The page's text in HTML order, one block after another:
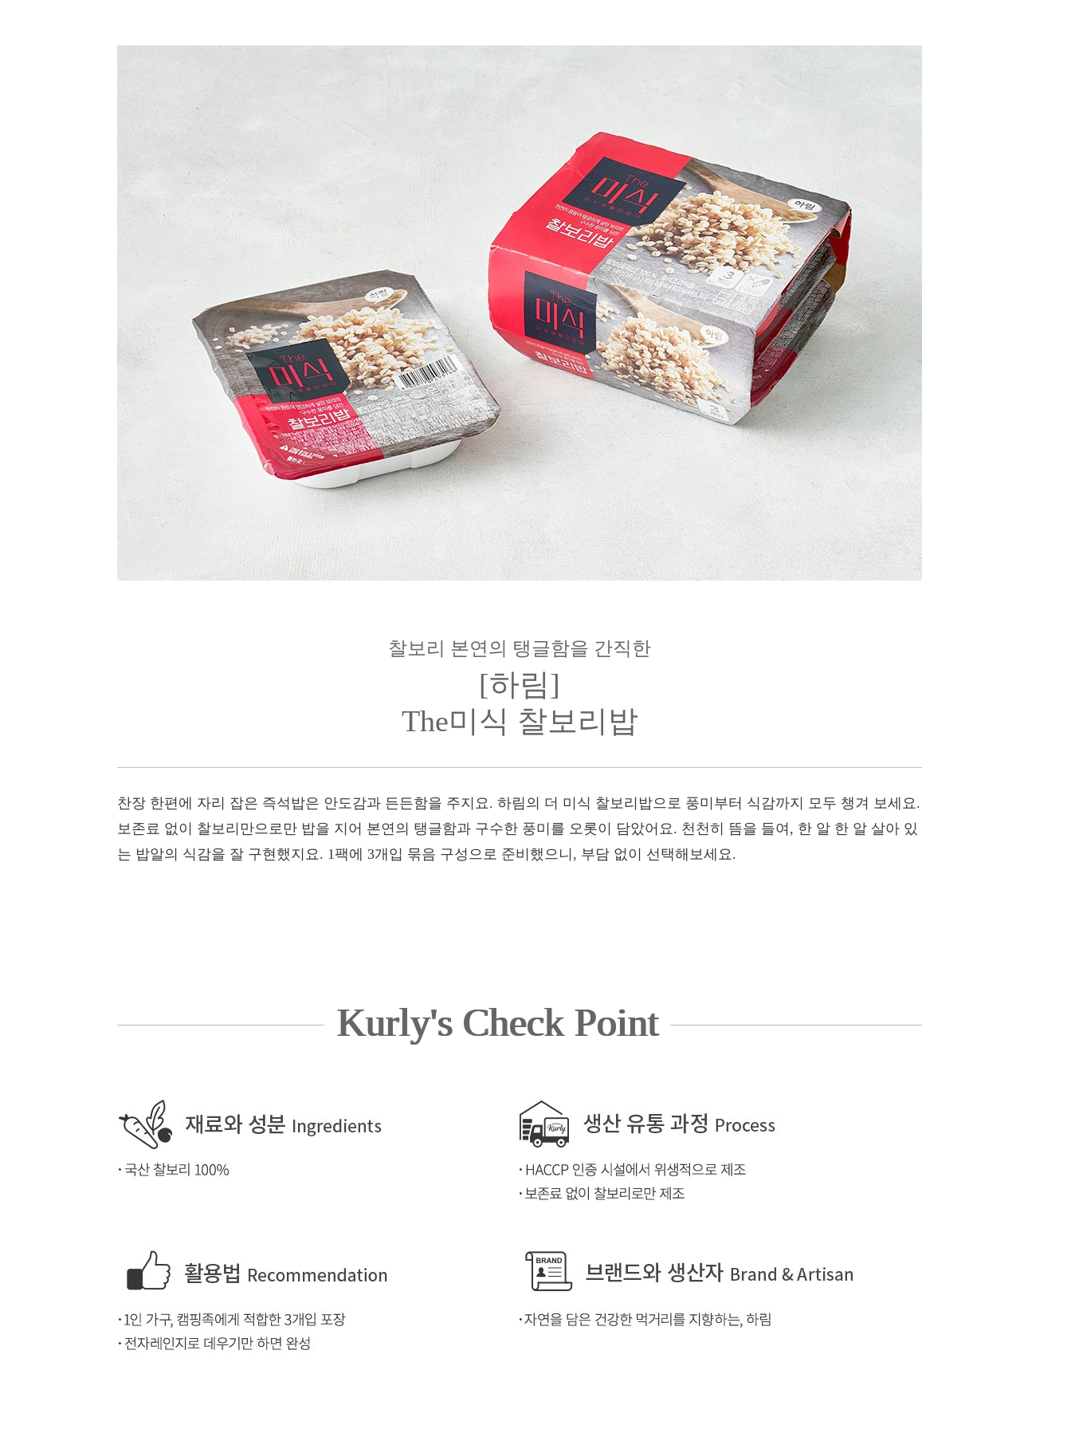
찰보리 본연의 탱글함을 간직한
[하림]
The미식 찰보리밥
찬장 한편에 자리 잡은 즉석밥은 안도감과 든든함을 주지요. 하림의 더 미식 찰보리밥으로 풍미부터 식감까지 모두 챙겨 보세요.
보존료 없이 찰보리만으로만 밥을 지어 본연의 탱글함과 구수한 풍미를 오롯이 담았어요. 천천히 뜸을 들여, 한 알 한 알 살아 있
는 밥알의 식감을 잘 구현했지요. 1팩에 3개입 묶음 구성으로 준비했으니, 부담 없이 선택해보세요.
Kurly's Check Point